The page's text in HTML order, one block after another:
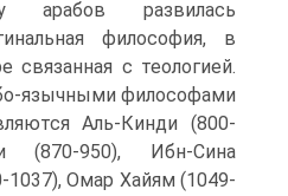
арабов развилась
философия, в
связанная с теологией.
язычными философами
Аль-Кинди (800-
(870-950), Ибн-Сина
1037), Омар Хайям (1049-